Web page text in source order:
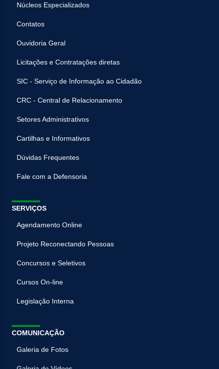
Núcleos Especializados
Contatos
Ouvidoria Geral
Licitações e Contratações diretas
SIC - Serviço de Informação ao Cidadão
CRC - Central de Relacionamento
Setores Administrativos
Cartilhas e Informativos
Dúvidas Frequentes
Fale com a Defensoria
SERVIÇOS
Agendamento Online
Projeto Reconectando Pessoas
Concursos e Seletivos
Cursos On-line
Legislação Interna
COMUNICAÇÃO
Galeria de Fotos